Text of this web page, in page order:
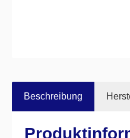
Beschreibung